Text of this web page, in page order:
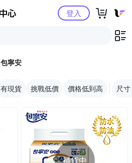
Yahoo購物中心登入
包寧安
有現貨 挑戰低價 價格低到高 尺寸
補貨中